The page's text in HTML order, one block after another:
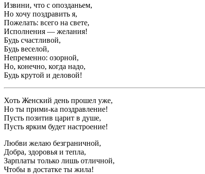
Извини, что с опозданьем,
Но хочу поздравить я,
Пожелать: всего на свете,
Исполнения — желания!
Будь счастливой,
Будь веселой,
Непременно: озорной,
Но, конечно, когда надо,
Будь крутой и деловой!
Хоть Женский день прошел уже,
Но ты прими-ка поздравление!
Пусть позитив царит в душе,
Пусть ярким будет настроение!
Любви желаю безграничной,
Добра, здоровья и тепла,
Зарплаты только лишь отличной,
Чтобы в достатке ты жила!